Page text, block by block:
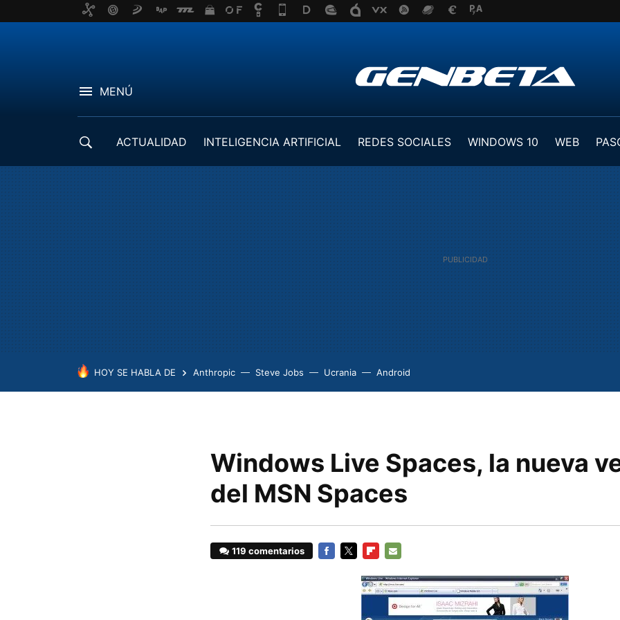
MENÚ
ACTUALIDAD INTELIGENCIA ARTIFICIAL REDES SOCIALES WINDOWS 10 WEB
HOY SE HABLA DE Anthropic Steve Jobs Ucrania Android
Windows Live Spaces, la nueva
del MSN Spaces
119 comentarios
MAIL